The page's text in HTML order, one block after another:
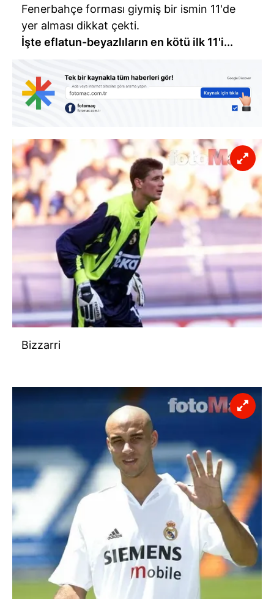
Fenerbahçe forması giymiş bir ismin 11'de
yer alması dikkat çekti.
İşte eflatun-beyazlıların en kötü ilk 11'i...
Bizzarri